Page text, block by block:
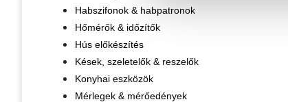
Habszifonok & habpatronok
Hőmérők & időzítők
Hús előkészítés
Kések, szeletelők & reszelők
Konyhai eszközök
Mérlegek & mérőedények